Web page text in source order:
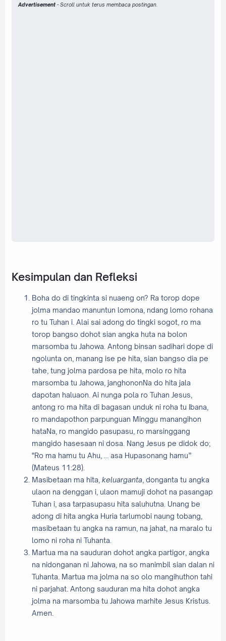
Advertisement - Scroll untuk terus membaca postingan.
Kesimpulan dan Refleksi
Boha do di tingkinta si nuaeng on? Ra torop dope
jolma mandao manuntun lomona, ndang lomo rohana
ro tu Tuhan i. Alai sai adong do tingki sogot, ro ma
torop bangso dohot sian angka huta na bolon
marsomba tu Jahowa. Antong binsan sadihari dope di
ngolunta on, manang ise pe hita, sian bangso dia pe
tahe, tung jolma pardosa pe hita, molo ro hita
marsomba tu Jahowa, janghononNa do hita jala
dapotan haluaon. Ai nunga pola ro Tuhan Jesus,
antong ro ma hita di bagasan unduk ni roha tu Ibana,
ro mandapothon parpunguan Minggu manangihon
hataNa, ro mangido pasupasu, ro marsinggang
mangido hasesaan ni dosa. Nang Jesus pe didok do;
"Ro ma hamu tu Ahu, … asa Hupasonang hamu”
(Mateus 11:28).
Masibetaan ma hita, keluarganta , donganta tu angka
ulaon na denggan i, ulaon mamuji dohot na pasangap
Tuhan i, asa tarpasupasu hita saluhutna. Unang be
adong di hita angka Huria tarlumobi naung tobang,
masibetaan tu angka na ramun, na jahat, na maralo tu
lomo ni roha ni Tuhanta.
Martua ma na sauduran dohot angka partigor, angka
na nidonganan ni Jahowa, na so manimbil sian dalan ni
Tuhanta. Martua ma jolma na so olo mangihuthon tahi
ni parjahat. Antong sauduran ma hita dohot angka
jolma na marsomba tu Jahowa marhite Jesus Kristus.
Amen.